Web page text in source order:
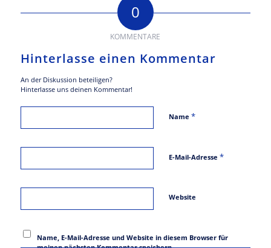
0
KOMMENTARE
Hinterlasse einen Kommentar
An der Diskussion beteiligen?
Hinterlasse uns deinen Kommentar!
Name *
E-Mail-Adresse *
Website
Name, E-Mail-Adresse und Website in diesem Browser für